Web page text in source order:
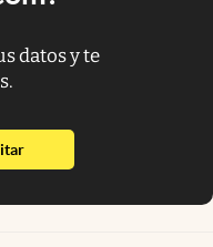
datos y te
abre en nueva pestaña